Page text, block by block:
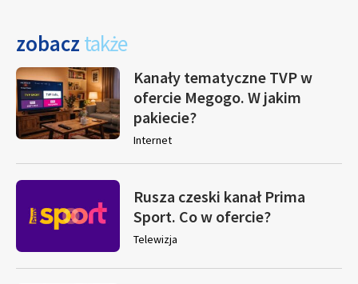
zobacz także
Kanały tematyczne TVP w
ofercie Megogo. W jakim
pakiecie?
Internet
Rusza czeski kanał Prima
Sport. Co w ofercie?
Telewizja